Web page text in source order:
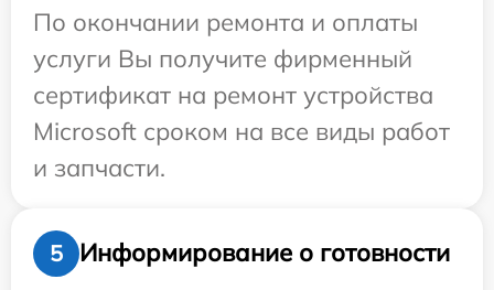
По окончании ремонта и оплаты
услуги Вы получите фирменный
сертификат на ремонт устройства
Microsoft сроком на все виды работ
и запчасти.
5
Информирование о готовности